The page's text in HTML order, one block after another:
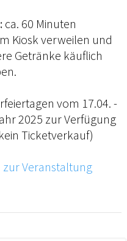
ca. 60 Minuten
Kiosk verweilen und
Getränke käuflich
vom 17.04. -
2025 zur Verfügung
Ticketverkauf)
Veranstaltung